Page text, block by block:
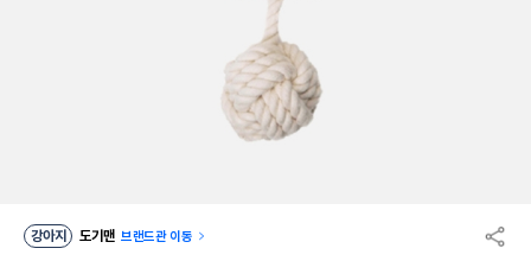
강아지 도기맨 브랜드관 이동